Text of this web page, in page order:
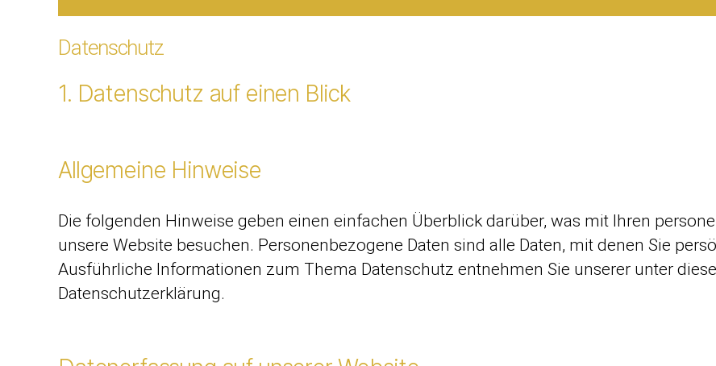
Datenschutz
1. Datenschutz auf einen Blick
Allgemeine Hinweise
Die folgenden Hinweise geben einen einfachen Überblick darüber, was mit Ihren
unsere Website besuchen. Personenbezogene Daten sind alle Daten, mit denen Sie
Ausführliche Informationen zum Thema Datenschutz entnehmen Sie unserer unter
Datenschutzerklärung.